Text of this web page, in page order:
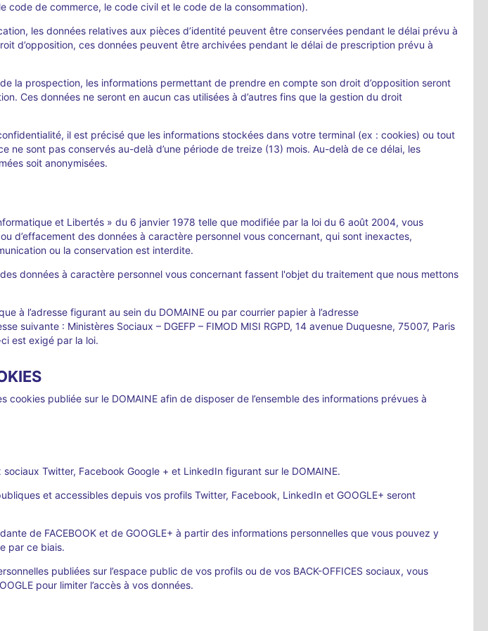
code de commerce, le code civil et le code de la consommation).
les données relatives aux pièces d’identité peuvent être conservées pendant le délai prévu à
d’opposition, ces données peuvent être archivées pendant le délai de prescription prévu à
la prospection, les informations permettant de prendre en compte son droit d’opposition seront
Ces données ne seront en aucun cas utilisées à d’autres fins que la gestion du droit
il est précisé que les informations stockées dans votre terminal (ex : cookies) ou tout
ne sont pas conservés au-delà d’une période de treize (13) mois. Au-delà de ce délai, les
soit anonymisées.
et Libertés » du 6 janvier 1978 telle que modifiée par la loi du 6 août 2004, vous
d’effacement des données à caractère personnel vous concernant, qui sont inexactes,
ou la conservation est interdite.
données à caractère personnel vous concernant fassent l'objet du traitement que nous mettons
à l’adresse figurant au sein du DOMAINE ou par courrier papier à l’adresse
suivante : Ministères Sociaux – DGEFP – FIMOD MISI RGPD, 14 avenue Duquesne, 75007, Paris
est exigé par la loi.
cookies publiée sur le DOMAINE afin de disposer de l’ensemble des informations prévues à
Twitter, Facebook Google + et LinkedIn figurant sur le DOMAINE.
et accessibles depuis vos profils Twitter, Facebook, LinkedIn et GOOGLE+ seront
de FACEBOOK et de GOOGLE+ à partir des informations personnelles que vous pouvez y
par ce biais.
publiées sur l’espace public de vos profils ou de vos BACK-OFFICES sociaux, vous
pour limiter l’accès à vos données.